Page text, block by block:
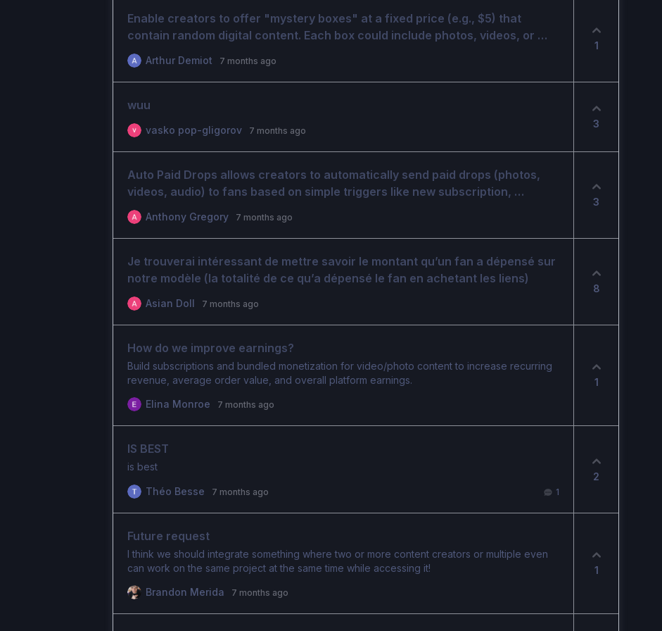
Enable creators to offer "mystery boxes" at a fixed price (e.g., $5) that
contain random digital content. Each box could include photos, videos, or
exclusive content with varying rarity levels (common, rare, ultra-rare). Fans
don't know what they'll get until after purchase, encouraging repeat
purchases to collect rare items.
Arthur Demiot 7 months ago
1
wuu
vasko pop-gligorov 7 months ago
3
Auto Paid Drops allows creators to automatically send paid drops (photos,
videos, audio) to fans based on simple triggers like new subscription,
inactivity, or special moments. Creators set the content and price once,
DroppFans handles the delivery and payment — helping creators earn more
with less manual chatting.
Anthony Gregory 7 months ago
3
Je trouverai intéressant de mettre savoir le montant qu’un fan a dépensé sur
notre modèle (la totalité de ce qu’a dépensé le fan en achetant les liens)
Asian Doll 7 months ago
8
How do we improve earnings?
Build subscriptions and bundled monetization for video/photo content to increase recurring
revenue, average order value, and overall platform earnings.
Elina Monroe
7 months ago
1
IS BEST
is best
Théo Besse 7 months ago 1
2
Future request
I think we should integrate something where two or more content creators or multiple even
can work on the same project at the same time while accessing it!
Brandon Merida
7 months ago
1